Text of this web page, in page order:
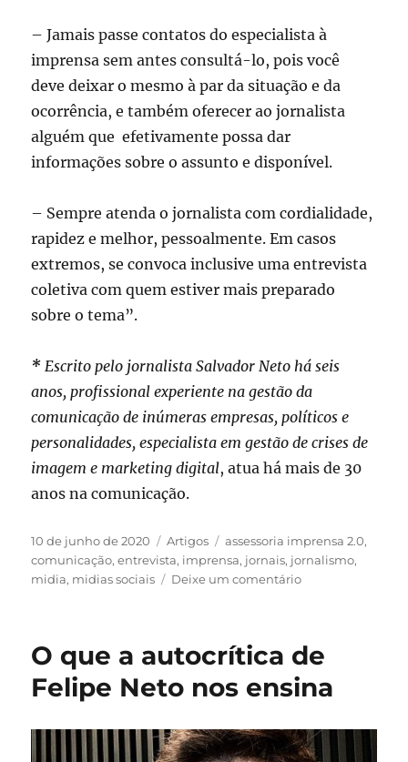
– Jamais passe contatos do especialista à
imprensa sem antes consultá-lo, pois você
deve deixar o mesmo à par da situação e da
ocorrência, e também oferecer ao jornalista
alguém que efetivamente possa dar
informações sobre o assunto e disponível.
– Sempre atenda o jornalista com cordialidade,
rapidez e melhor, pessoalmente. Em casos
extremos, se convoca inclusive uma entrevista
coletiva com quem estiver mais preparado
sobre o tema”.
*Escrito pelo jornalista Salvador Neto há seis
anos, profissional experiente na gestão da
comunicação de inúmeras empresas, políticos e
personalidades, especialista em gestão de crises de
imagem e marketing digital, atua há mais de 30
anos na comunicação.
Publicado
em
10 de junho de 2020 Categorias
Artigos Tags
assessoria imprensa 2.0,
comunicação,entrevista, imprensa, jornais, jornalismo,
midia, midias sociais Deixe um comentárioem
deixe
falar
os
jornalistas
O que a autocrítica de
Felipe Neto nos ensina